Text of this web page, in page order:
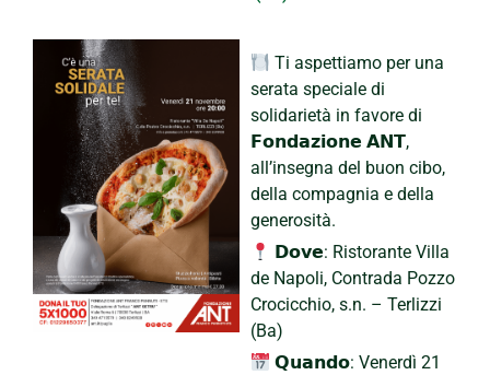
Ti aspettiamo per una
serata speciale di
solidarietà in favore di
𝗙𝗼𝗻𝗱𝗮𝘇𝗶𝗼𝗻𝗲 𝗔𝗡𝗧,
all’insegna del buon cibo,
della compagnia e della
generosità.
𝗗𝗼𝘃𝗲: Ristorante Villa
de Napoli, Contrada Pozzo
Crocicchio, s.n. – Terlizzi
(Ba)
𝗤𝘂𝗮𝗻𝗱𝗼: Venerdì 21